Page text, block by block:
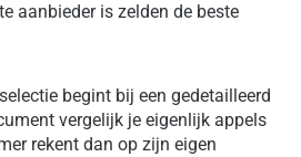
aanbieder is zelden de beste
begint bij een gedetailleerd
vergelijk je eigenlijk appels
rekent dan op zijn eigen